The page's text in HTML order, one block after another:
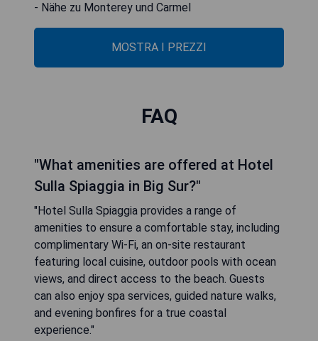
- Nähe zu Monterey und Carmel
MOSTRA I PREZZI
FAQ
"What amenities are offered at Hotel
Sulla Spiaggia in Big Sur?"
"Hotel Sulla Spiaggia provides a range of
amenities to ensure a comfortable stay, including
complimentary Wi-Fi, an on-site restaurant
featuring local cuisine, outdoor pools with ocean
views, and direct access to the beach. Guests
can also enjoy spa services, guided nature walks,
and evening bonfires for a true coastal
experience."